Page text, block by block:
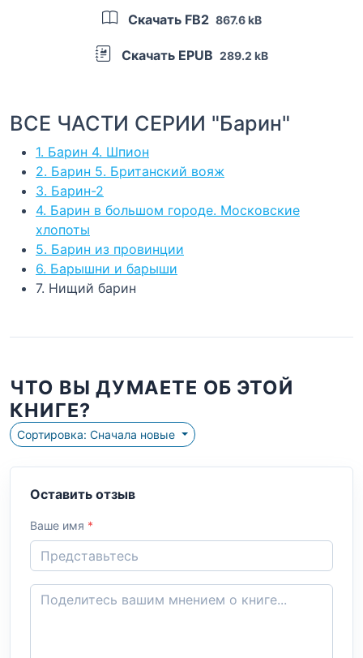
Скачать FB2 867.6 kB
Скачать EPUB 289.2 kB
ВСЕ ЧАСТИ СЕРИИ "Барин"
1. Барин 4. Шпион
2. Барин 5. Британский вояж
3. Барин-2
4. Барин в большом городе. Московские
хлопоты
5. Барин из провинции
6. Барышни и барыши
7. Нищий барин
ЧТО ВЫ ДУМАЕТЕ ОБ ЭТОЙ
КНИГЕ?
Сортировка: Сначала новые
Оставить отзыв
Ваше имя *